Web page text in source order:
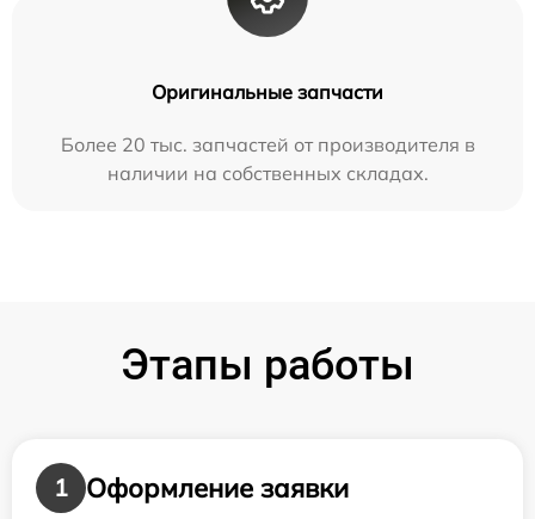
Оригинальные запчасти
Более 20 тыс. запчастей от производителя в
наличии на собственных складах.
Этапы работы
1 Оформление заявки